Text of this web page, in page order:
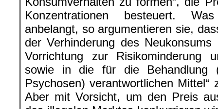
Konzentrationen besteuert.
anbelangt, so argumentieren sie,
der Verhinderung des
Vorrichtung zur Risikominderung
sowie in die für die Behandlung
Psychosen) verantwortlichen Mittel“
Aber mit Vorsicht, um den Preis